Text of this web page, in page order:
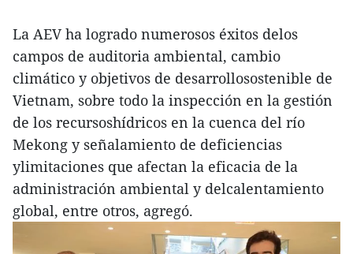
La AEV ha logrado numerosos éxitos delos
campos de auditoria ambiental, cambio
climático y objetivos de desarrollosostenible de
Vietnam, sobre todo la inspección en la gestión
de los recursoshídricos en la cuenca del río
Mekong y señalamiento de deficiencias
ylimitaciones que afectan la eficacia de la
administración ambiental y delcalentamiento
global, entre otros, agregó.